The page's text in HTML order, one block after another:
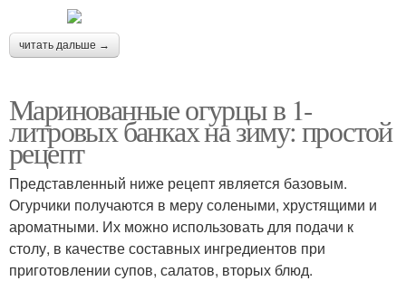
читать дальше →
Маринованные огурцы в 1-
литровых банках на зиму: простой
рецепт
Представленный ниже рецепт является базовым.
Огурчики получаются в меру солеными, хрустящими и
ароматными. Их можно использовать для подачи к
столу, в качестве составных ингредиентов при
приготовлении супов, салатов, вторых блюд.